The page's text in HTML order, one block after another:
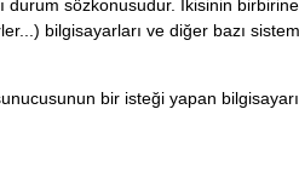
durum sözkonusudur. İkisinin
bilgisayarları ve diğer bazı
bir isteği yapan